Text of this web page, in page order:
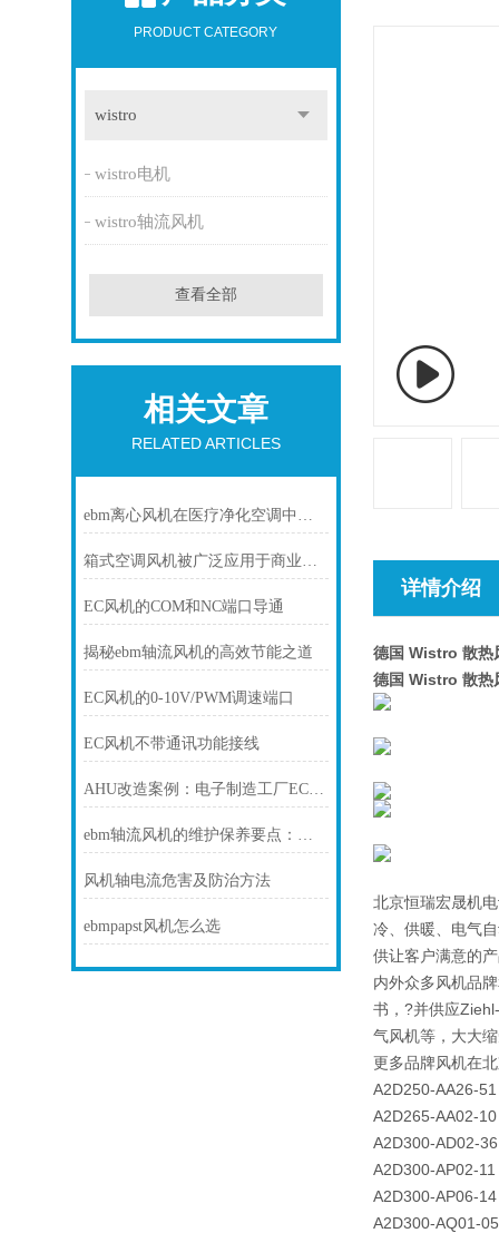
PRODUCT CATEGORY
wistro
wistro电机
wistro轴流风机
查看全部
相关文章
RELATED ARTICLES
ebm离心风机在医疗净化空调中的静音与洁净优势
箱式空调风机被广泛应用于商业场所
EC风机的COM和NC端口导通
揭秘ebm轴流风机的高效节能之道
EC风机的0-10V/PWM调速端口
EC风机不带通讯功能接线
AHU改造案例：电子制造工厂EC风墙节能改造
ebm轴流风机的维护保养要点：清洁、检查与确保持续高效运行
风机轴电流危害及防治方法
ebmpapst风机怎么选
详情介绍
德国 Wistro 散热
德国 Wistro 散热
北京恒瑞宏晟机
冷、供暖、电气
供让客户满意的
内外众多风机品
书，?并供应
气风机等，大大
更多品牌风机在
A2D250-AA26-51
A2D265-AA02-10
A2D300-AD02-36
A2D300-AP02-11
A2D300-AP06-14
A2D300-AQ01-05